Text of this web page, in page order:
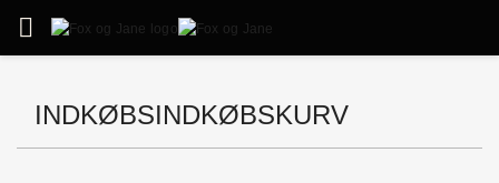

INDKØBSINDKØBSKURV